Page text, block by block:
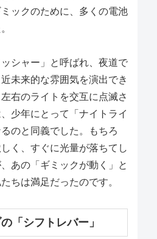
ックのために、多くの電池
シャー」と呼ばれ、夜道で
未来的な雰囲気を演出でき
右のライトを交互に点滅さ
少年にとって「ナイトライ
のと同義でした。もちろ
く、すぐに光量が落ちてし
あの「ギミックが動く」と
ちは満足だったのです。
「シフトレバー」